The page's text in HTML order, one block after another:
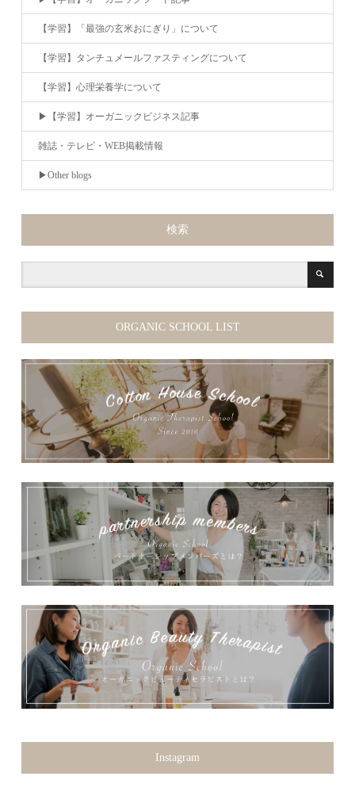
【学習】「最強の玄米おにぎり」について
【学習】タンチュメールファスティングについて
【学習】心理栄養学について
▶︎【学習】オーガニックビジネス記事
雑誌・テレビ・WEB掲載情報
▶︎Other blogs
検索
ORGANIC SCHOOL LIST
Instagram